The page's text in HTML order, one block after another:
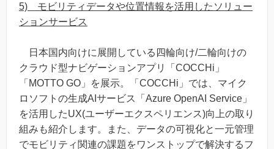
5) モビリティデータや位置情報を活用したソリュー
ションサービス
日本国内向けに展開している四輪向け/二輪向けの
クラウド型ナビゲーションアプリ「COCCHi」
「MOTTO GO」を展示。「COCCHi」では、マイク
ロソフトの生成AIサービス「Azure OpenAI Service」
を活用したUX(ユーザーエクスペリエンス)向上の取り
組みも紹介します。また、データの可視化と一元管理
でモビリティ関連の課題をワンストップで解決するフ